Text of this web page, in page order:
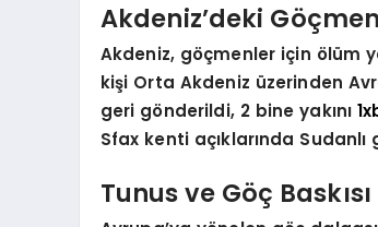
Akdeniz’deki
Akdeniz, göçmenler için ölüm
kişi Orta Akdeniz üzerinden
geri gönderildi, 2 bine yakını
Sfax kenti açıklarında
Tunus ve Göç Baskısı